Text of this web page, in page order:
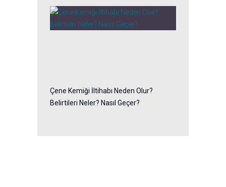
Çene Kemiği İltihabı Neden Olur?
Belirtileri Neler? Nasıl Geçer?